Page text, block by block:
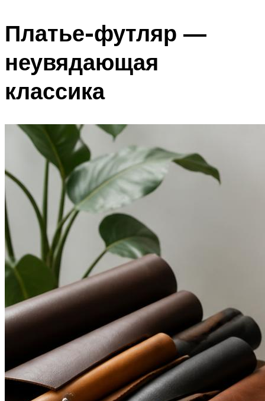
Платье-футляр —
неувядающая
классика